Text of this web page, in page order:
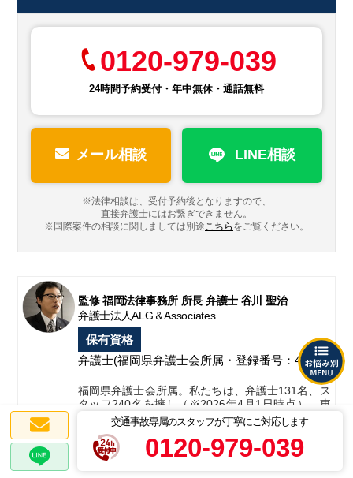
交通事故専属のスタッフが丁寧にご対応します
0120-979-039
0120-979-039
24時間予約受付・年中無休・通話無料
メール相談 LINE相談
※法律相談は、受付予約後となりますので、
直接弁護士にはお繋ぎできません。
※国際案件の相談に関しましては別途 こちら をご覧ください。
監修 福岡法律事務所 所長 弁護士 谷川 聖治
弁護士法人ALG＆Associates
保有資格
弁護士(福岡県弁護士会所属・登録番号：41560)
福岡県弁護士会所属。私たちは、弁護士131名、ス
タッフ240名を擁し（※2026年4月1日時点）、東
京、札幌、宇都宮、埼玉、千葉、横浜、名古屋、
大阪、神戸、姫路、広島、福岡、タイの国内外13
拠点を構え、全国のお客様のリーガルニーズに迅
速に応対することを可能としております。